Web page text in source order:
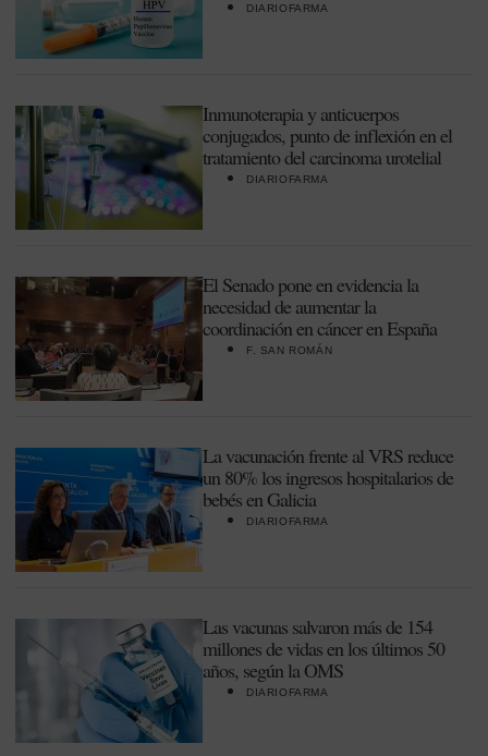
DIARIOFARMA
Inmunoterapia y anticuerpos
conjugados, punto de inflexión en el
tratamiento del carcinoma urotelial
DIARIOFARMA
El Senado pone en evidencia la
necesidad de aumentar la
coordinación en cáncer en España
F. SAN ROMÁN
La vacunación frente al VRS reduce
un 80% los ingresos hospitalarios de
bebés en Galicia
DIARIOFARMA
Las vacunas salvaron más de 154
millones de vidas en los últimos 50
años, según la OMS
DIARIOFARMA